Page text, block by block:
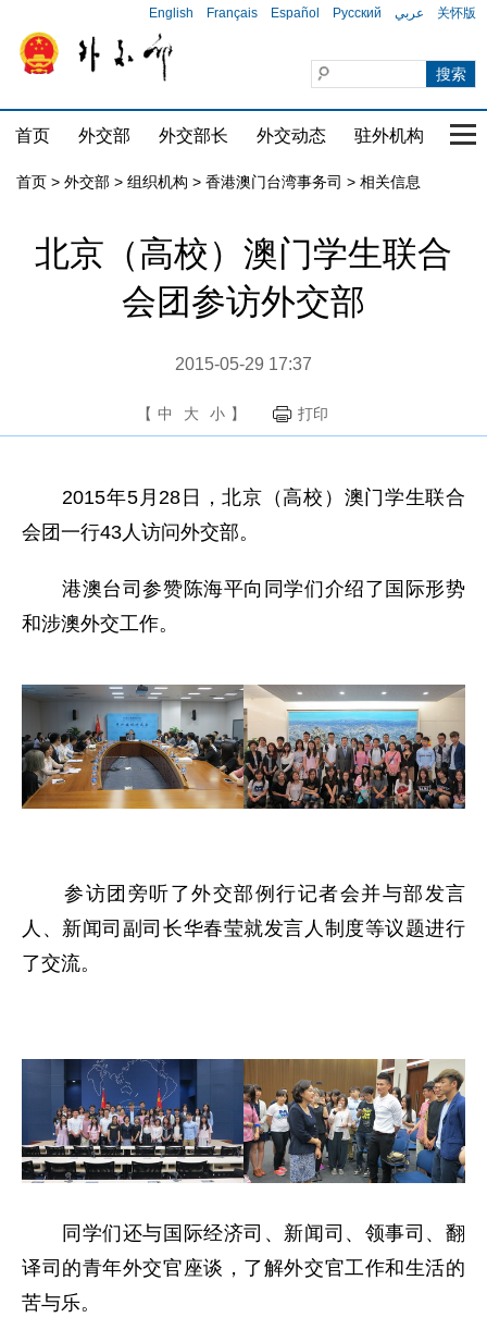
English Français Español Русский عربي 关怀版
首页 外交部 外交部长 外交动态 驻外机构 国
首页 > 外交部 > 组织机构 > 香港澳门台湾事务司 > 相关信息
北京（高校）澳门学生联合
会团参访外交部
2015-05-29 17:37
【 中 大 小 】 打印
2015年5月28日，北京（高校）澳门学生联合
会团一行43人访问外交部。
港澳台司参赞陈海平向同学们介绍了国际形势
和涉澳外交工作。
参访团旁听了外交部例行记者会并与部发言
人、新闻司副司长华春莹就发言人制度等议题进行
了交流。
同学们还与国际经济司、新闻司、领事司、翻
译司的青年外交官座谈，了解外交官工作和生活的
苦与乐。